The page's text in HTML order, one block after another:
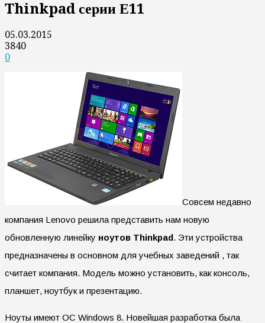
Thinkpad серии Е11
05.03.2015
3840
0
Совсем недавно
компания Lenovo решила представить нам новую
обновленную линейку ноутов Thinkpad. Эти устройства
предназначены в основном для учебных заведений , так
считает компания. Модель можно установить, как консоль,
планшет, ноутбук и презентацию.
Ноуты имеют ОС Windows 8. Новейшая разработка была